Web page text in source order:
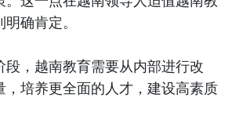
确肯定。
段，越南教育需要从内部进行改
，培养更全面的人才，建设高素质